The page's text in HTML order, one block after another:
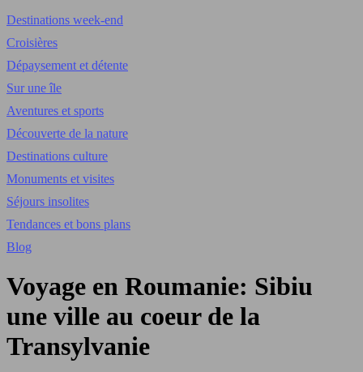
Destinations week-end
Croisières
Dépaysement et détente
Sur une île
Aventures et sports
Découverte de la nature
Destinations culture
Monuments et visites
Séjours insolites
Tendances et bons plans
Blog
Voyage en Roumanie: Sibiu
une ville au coeur de la
Transylvanie